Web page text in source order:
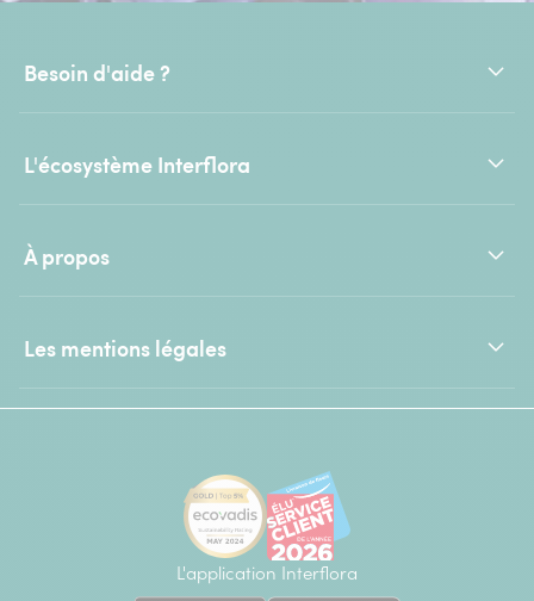
Besoin d'aide ?
L'écosystème Interflora
À propos
Les mentions légales
L'application Interflora